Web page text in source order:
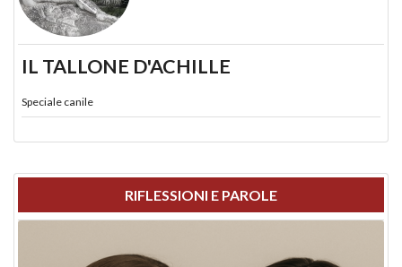
IL TALLONE D'ACHILLE
Speciale canile
RIFLESSIONI E PAROLE